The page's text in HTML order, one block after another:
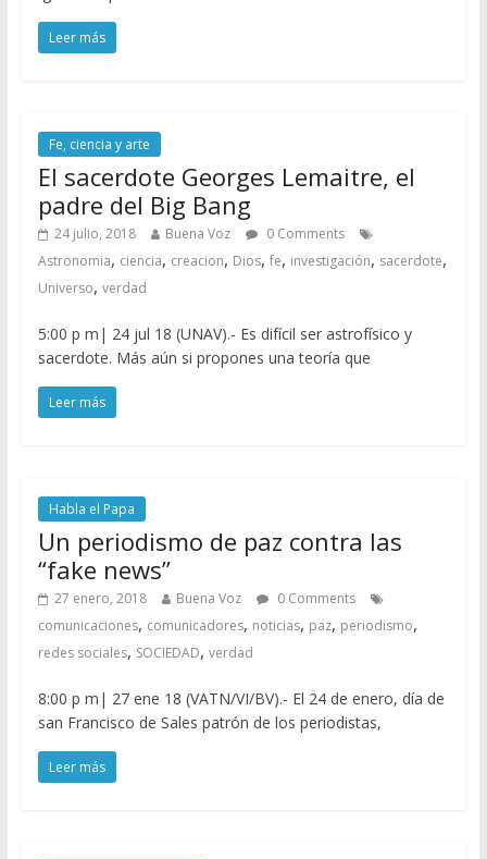
Leer más
Fe, ciencia y arte
El sacerdote Georges Lemaitre, el
padre del Big Bang
24 julio, 2018 Buena Voz
0 Comments
Astronomia, ciencia, creacion, Dios, fe, investigación, sacerdote,
Universo, verdad
5:00 p m| 24 jul 18 (UNAV).- Es difícil ser astrofísico y
sacerdote. Más aún si propones una teoría que
Leer más
Habla el Papa
Un periodismo de paz contra las
“fake news”
27 enero, 2018 Buena Voz
0 Comments
comunicaciones, comunicadores, noticias, paz, periodismo,
redes sociales, SOCIEDAD, verdad
8:00 p m| 27 ene 18 (VATN/VI/BV).- El 24 de enero, día de
san Francisco de Sales patrón de los periodistas,
Leer más